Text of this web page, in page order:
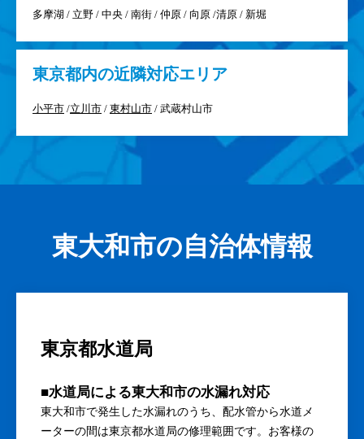
多摩湖 / 立野 / 中央 / 南街 / 仲原 / 向原 /清原 / 新堀
東京都内の近隣対応エリア
小平市 /立川市 / 東村山市 / 武蔵村山市
東大和市の自治体情報
東京都水道局
■水道局による東大和市の水漏れ対応
東大和市で発生した水漏れのうち、配水管から水道メ
ーターの間は東京都水道局の修理範囲です。お客様の